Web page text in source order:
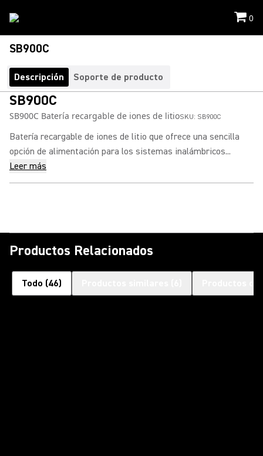
0
SB900C
Descripción Soporte de producto
SB900C
SB900C Batería recargable de iones de litioSKU: SB900C
Batería recargable de iones de litio que ofrece una sencilla
opción de alimentación para los sistemas inalámbricos...
Leer más
Productos Relacionados
Todo (46)